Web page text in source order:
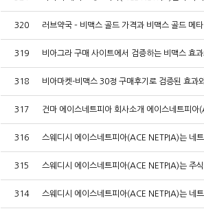
320 러브약국 – 비맥스 골드 가격과 비맥스 골드 메
319 비아그라 구매 사이트에서 검증하는 비맥스 효
318 비아마켓-비맥스 30정 구매후기로 검증된 효과
317 건마 에이스네트피아 회사소개 에이스네트피아
316 스웨디시 에이스네트피아(ACE NETPIA)는 네
315 스웨디시 에이스네트피아(ACE NETPIA)는 주
314 스웨디시 에이스네트피아(ACE NETPIA)는 네